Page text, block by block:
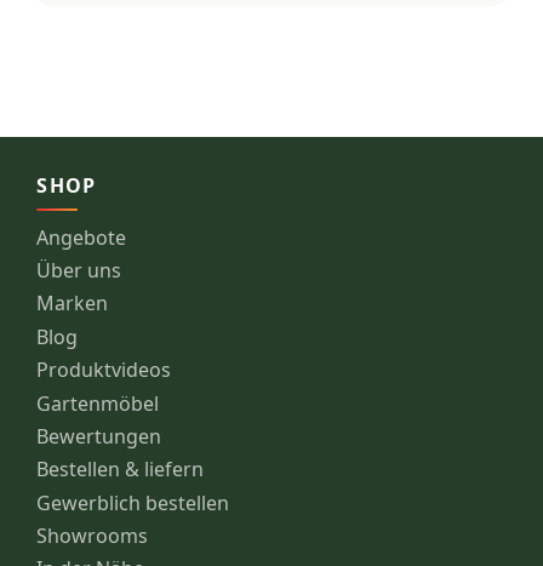
SHOP
Angebote
Über uns
Marken
Blog
Produktvideos
Gartenmöbel
Bewertungen
Bestellen & liefern
Gewerblich bestellen
Showrooms